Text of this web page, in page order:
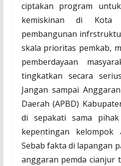
ciptakan program
kemiskinan di Kota
pembangunan
skala prioritas pemkab,
pemberdayaan
tingkatkan secara
Jangan sampai
Daerah (APBD)
di sepakati sama
kepentingan
Sebab fakta di lapangan
anggaran pemda cianjur